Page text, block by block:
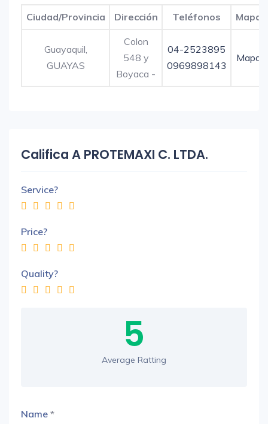
Ciudad/Provincia Dirección Teléfonos Mapa
Guayaquil,
GUAYAS
Colon
548 y
Boyaca -
04-2523895
0969898143
Mapa
Califica A PROTEMAXI C. LTDA.
Service?
Price?
Quality?
5
Average Ratting
Name *